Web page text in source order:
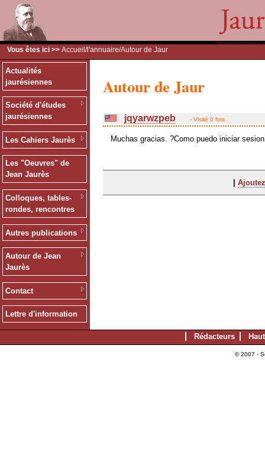
Vous êtes ici >> Accueil /l'annuaire/Autour de Jaur
Actualités
jaurésiennes
Société d'études
jaurésiennes
Les Cahiers Jaurès
Les "Oeuvres" de
Jean Jaurès
Colloques, tables-
rondes, rencontres
Autres publications
Autour de Jean
Jaurès
Contact
Lettre d'information
Autour de Jaur
jqyarwzpeb - Visité 0 fois
Muchas gracias. ?Como puedo iniciar
|
Rédacteurs
© 2007 -